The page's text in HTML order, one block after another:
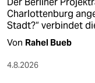
Charlottenburg
Stadt?“ verbindet
Von Rahel Bueb
4.8.2026